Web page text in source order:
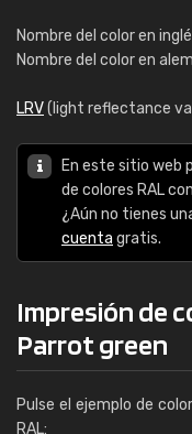
Nombre del color en
Nombre del color en
LRV(light reflectance
En este sitio web
de colores RAL
¿Aún no tienes
cuenta gratis.
Impresión de
Parrot green
Pulse el ejemplo de
RAL: